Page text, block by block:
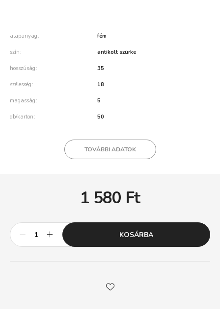
alapanyag fém
szín antikolt szürke
hosszúság 35
szélesség 18
magasság 5
db/karton 50
TOVÁBBI ADATOK
1 580 Ft
KOSÁRBA